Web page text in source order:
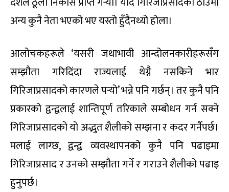
अन्य कुनै नेता भएको भए यस्तो हुँदैनथ्यो होला।
आलोचकहरूले ‘यसरी जथाभावी आन्दोलनकारीहरूसँग
सम्झौता गरिदिंदा राज्यलाई थेग्नै नसकिने भार
गिरिजाप्रसादको कारणले पर्‍यो’ भन्ने पनि गर्छन्। तर कुनै पनि
प्रकारको द्वन्द्वलाई शान्तिपूर्ण तरिकाले सम्बोधन गर्न सक्ने
गिरिजाप्रसादको यो अद्भुत शैलीको सम्झना र कदर गर्नैपर्छ।
मलाई लाग्छ, द्वन्द्व व्यवस्थापनको कुनै पनि पढाइमा
गिरिजाप्रसाद र उनको सम्झौता गर्ने र गराउने शैलीको पढाइ
हुनुपर्छ।